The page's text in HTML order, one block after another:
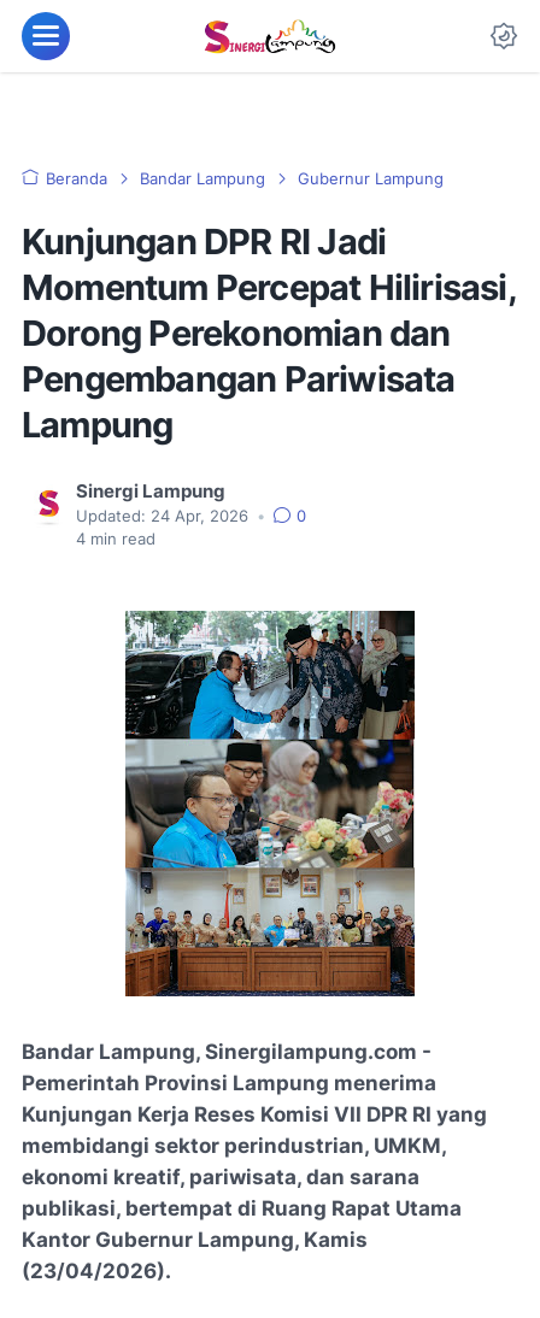
Beranda Bandar Lampung Gubernur Lampung
Kunjungan DPR RI Jadi
Momentum Percepat Hilirisasi,
Dorong Perekonomian dan
Pengembangan Pariwisata
Lampung
Sinergi Lampung
Updated: 24 Apr, 2026 •
0
4 min read
Bandar Lampung, Sinergilampung.com -
Pemerintah Provinsi Lampung menerima
Kunjungan Kerja Reses Komisi VII DPR RI yang
membidangi sektor perindustrian, UMKM,
ekonomi kreatif, pariwisata, dan sarana
publikasi, bertempat di Ruang Rapat Utama
Kantor Gubernur Lampung, Kamis
(23/04/2026).